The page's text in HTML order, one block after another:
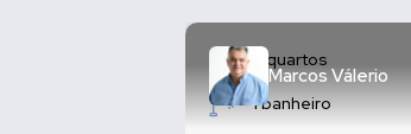
Marcos Válerio
3 quartos
1 banheiro